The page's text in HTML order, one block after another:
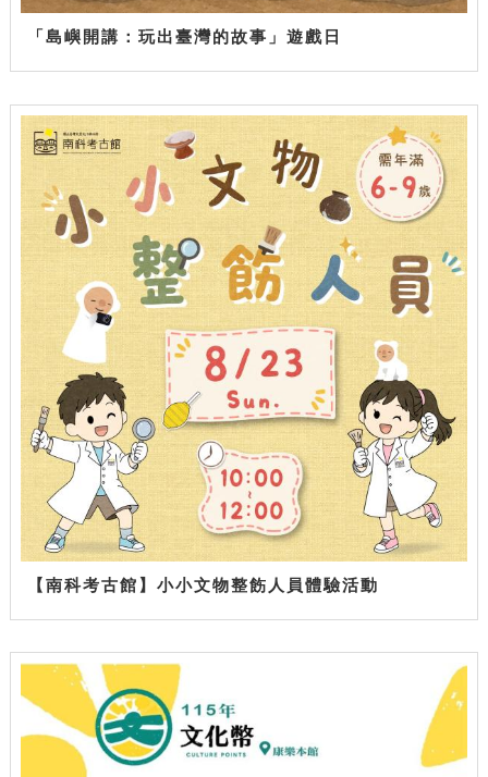
「島嶼開講：玩出臺灣的故事」遊戲日
【南科考古館】小小文物整飭人員體驗活動